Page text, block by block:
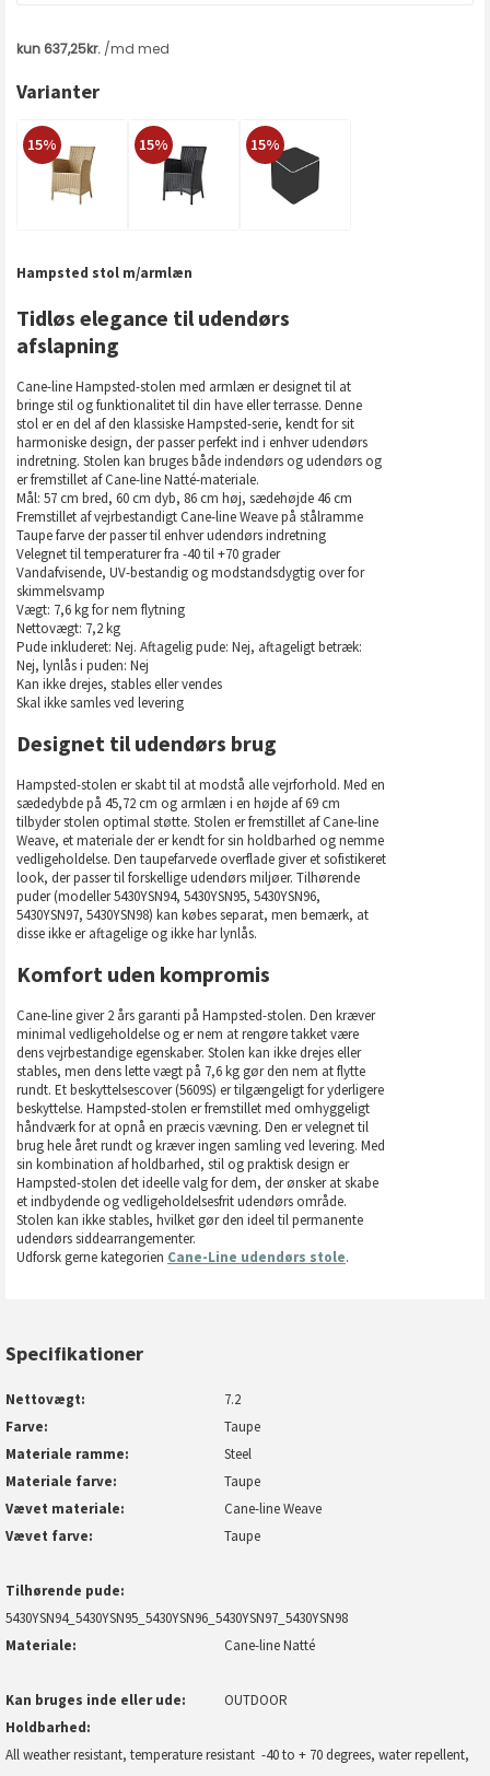
Varianter
15% 15% 15%
Hampsted stol m/armlæn
Tidløs elegance til udendørs
afslapning
Cane-line Hampsted-stolen med armlæn er designet til at
bringe stil og funktionalitet til din have eller terrasse. Denne
stol er en del af den klassiske Hampsted-serie, kendt for sit
harmoniske design, der passer perfekt ind i enhver udendørs
indretning. Stolen kan bruges både indendørs og udendørs og
er fremstillet af Cane-line Natté-materiale.
Mål: 57 cm bred, 60 cm dyb, 86 cm høj, sædehøjde 46 cm
Fremstillet af vejrbestandigt Cane-line Weave på stålramme
Taupe farve der passer til enhver udendørs indretning
Velegnet til temperaturer fra -40 til +70 grader
Vandafvisende, UV-bestandig og modstandsdygtig over for
skimmelsvamp
Vægt: 7,6 kg for nem flytning
Nettovægt: 7,2 kg
Pude inkluderet: Nej. Aftagelig pude: Nej, aftageligt betræk:
Nej, lynlås i puden: Nej
Kan ikke drejes, stables eller vendes
Skal ikke samles ved levering
Designet til udendørs brug
Hampsted-stolen er skabt til at modstå alle vejrforhold. Med en
sædedybde på 45,72 cm og armlæn i en højde af 69 cm
tilbyder stolen optimal støtte. Stolen er fremstillet af Cane-line
Weave, et materiale der er kendt for sin holdbarhed og nemme
vedligeholdelse. Den taupefarvede overflade giver et sofistikeret
look, der passer til forskellige udendørs miljøer. Tilhørende
puder (modeller 5430YSN94, 5430YSN95, 5430YSN96,
5430YSN97, 5430YSN98) kan købes separat, men bemærk, at
disse ikke er aftagelige og ikke har lynlås.
Komfort uden kompromis
Cane-line giver 2 års garanti på Hampsted-stolen. Den kræver
minimal vedligeholdelse og er nem at rengøre takket være
dens vejrbestandige egenskaber. Stolen kan ikke drejes eller
stables, men dens lette vægt på 7,6 kg gør den nem at flytte
rundt. Et beskyttelsescover (5609S) er tilgængeligt for yderligere
beskyttelse. Hampsted-stolen er fremstillet med omhyggeligt
håndværk for at opnå en præcis vævning. Den er velegnet til
brug hele året rundt og kræver ingen samling ved levering. Med
sin kombination af holdbarhed, stil og praktisk design er
Hampsted-stolen det ideelle valg for dem, der ønsker at skabe
et indbydende og vedligeholdelsesfrit udendørs område.
Stolen kan ikke stables, hvilket gør den ideel til permanente
udendørs siddearrangementer.
Udforsk gerne kategorien Cane-Line udendørs stole.
Specifikationer
Nettovægt
7.2
Farve
Taupe
Materiale ramme
Steel
Materiale farve
Taupe
Vævet materiale
Cane-line Weave
Vævet farve
Taupe
Tilhørende pude
5430YSN94_5430YSN95_5430YSN96_5430YSN97_5430YSN98
Materiale
Cane-line Natté
Kan bruges inde eller ude
OUTDOOR
Holdbarhed
All weather resistant, temperature resistant -40 to + 70 degrees, water repellent,